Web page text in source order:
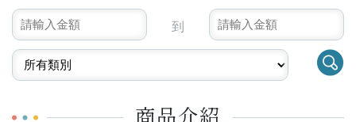
到
商品介紹